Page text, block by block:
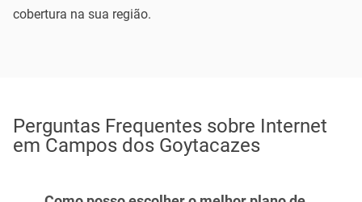
cobertura na sua região.
Perguntas Frequentes sobre Internet
em Campos dos Goytacazes